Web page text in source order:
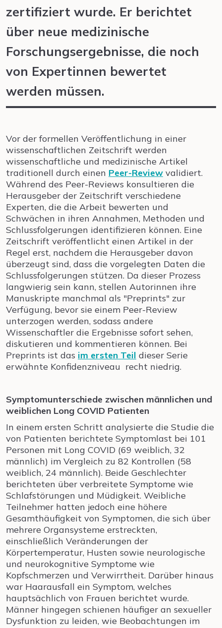
zertifiziert wurde. Er berichtet
über neue medizinische
Forschungsergebnisse, die noch
von Expertinnen bewertet
werden müssen.
Vor der formellen Veröffentlichung in einer
wissenschaftlichen Zeitschrift werden
wissenschaftliche und medizinische Artikel
traditionell durch einen Peer-Review validiert.
Während des Peer-Reviews konsultieren die
Herausgeber der Zeitschrift verschiedene
Experten, die die Arbeit bewerten und
Schwächen in ihren Annahmen, Methoden und
Schlussfolgerungen identifizieren können. Eine
Zeitschrift veröffentlicht einen Artikel in der
Regel erst, nachdem die Herausgeber davon
überzeugt sind, dass die vorgelegten Daten die
Schlussfolgerungen stützen. Da dieser Prozess
langwierig sein kann, stellen Autorinnen ihre
Manuskripte manchmal als "Preprints" zur
Verfügung, bevor sie einem Peer-Review
unterzogen werden, sodass andere
Wissenschaftler die Ergebnisse sofort sehen,
diskutieren und kommentieren können. Bei
Preprints ist das im ersten Teil dieser Serie
erwähnte Konfidenzniveau recht niedrig.
Symptomunterschiede zwischen männlichen und
weiblichen Long COVID Patienten
In einem ersten Schritt analysierte die Studie die
von Patienten berichtete Symptomlast bei 101
Personen mit Long COVID (69 weiblich, 32
männlich) im Vergleich zu 82 Kontrollen (58
weiblich, 24 männlich). Beide Geschlechter
berichteten über verbreitete Symptome wie
Schlafstörungen und Müdigkeit. Weibliche
Teilnehmer hatten jedoch eine höhere
Gesamthäufigkeit von Symptomen, die sich über
mehrere Organsysteme erstreckten,
einschließlich Veränderungen der
Körpertemperatur, Husten sowie neurologische
und neurokognitive Symptome wie
Kopfschmerzen und Verwirrtheit. Darüber hinaus
war Haarausfall ein Symptom, welches
hauptsächlich von Frauen berichtet wurde.
Männer hingegen schienen häufiger an sexueller
Dysfunktion zu leiden, wie Beobachtungen im